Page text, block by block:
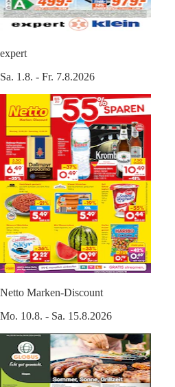
expert
Sa. 1.8. - Fr. 7.8.2026
Netto Marken-Discount
Mo. 10.8. - Sa. 15.8.2026